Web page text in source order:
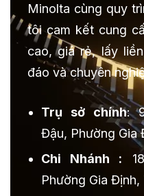
Minolta cùng quy
tôi cam kết cung
cao, giá rẻ, lấy
đáo và chuyên
Trụ sở chính:
Đậu, Phường Gia
Chi Nhánh :
Phường Gia